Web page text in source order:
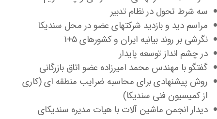
سه شرط تحول در نظام تدبیر
مراسم دید و بازدید شرکتهای عضو در محل سندیکا
نگرشی بر روند بیانیه ایران و کشورهای ۵+۱
در چشم انداز توسعه پایدار
گفتگو با مهندس محمد امیرزاده عضو اتاق بازرگانی
روش پیشنهادی برای محاسبه ضرایب منطقه ای (کاری
از کمیسیون فنی سندیکا)
دیدار انجمن ماشین آلات با هیات مدیره سندیکای